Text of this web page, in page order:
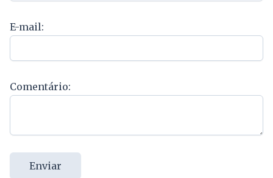
E-mail:
Comentário:
Enviar